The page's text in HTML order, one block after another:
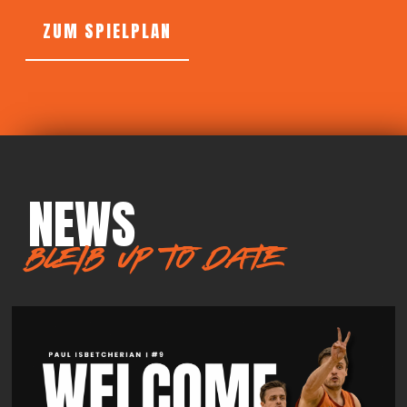
ZUM SPIELPLAN
NEWS
BLEIB UP TO DATE